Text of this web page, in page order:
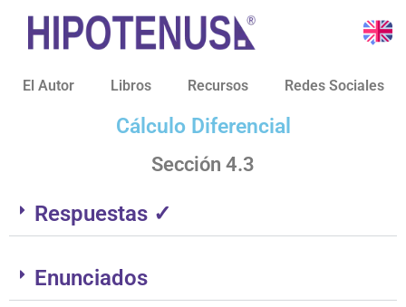
El Autor Libros Recursos Redes Sociales
Cálculo Diferencial
Sección 4.3
Respuestas ✓
Enunciados